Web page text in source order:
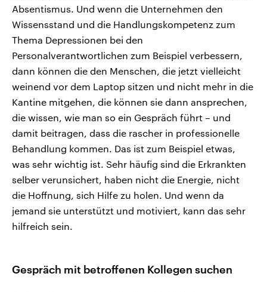
Absentismus. Und wenn die Unternehmen den
Wissensstand und die Handlungskompetenz zum
Thema Depressionen bei den
Personalverantwortlichen zum Beispiel verbessern,
dann können die den Menschen, die jetzt vielleicht
weinend vor dem Laptop sitzen und nicht mehr in die
Kantine mitgehen, die können sie dann ansprechen,
die wissen, wie man so ein Gespräch führt – und
damit beitragen, dass die rascher in professionelle
Behandlung kommen. Das ist zum Beispiel etwas,
was sehr wichtig ist. Sehr häufig sind die Erkrankten
selber verunsichert, haben nicht die Energie, nicht
die Hoffnung, sich Hilfe zu holen. Und wenn da
jemand sie unterstützt und motiviert, kann das sehr
hilfreich sein.
Gespräch mit betroffenen Kollegen suchen